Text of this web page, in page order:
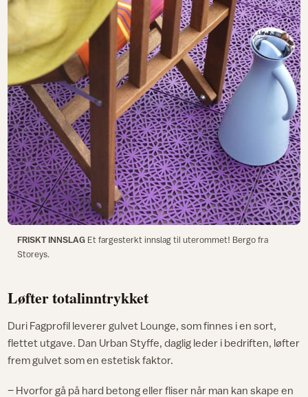
FRISKT INNSLAGEt fargesterkt innslag til uterommet! Bergo fra
Storeys.
Løfter totalinntrykket
Duri Fagprofil leverer gulvet Lounge, som finnes i en sort,
flettet utgave. Dan Urban Styffe, daglig leder i bedriften, løfter
frem gulvet som en estetisk faktor.
– Hvorfor gå på hard betong eller fliser når man kan skape en